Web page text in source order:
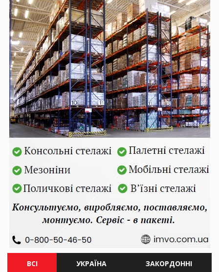
ВСІ УКРАЇНА ЗАКОРДОННІ